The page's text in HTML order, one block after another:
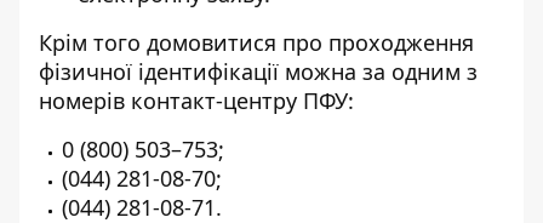
Крім того домовитися про проходження
фізичної ідентифікації можна за одним з
номерів контакт-центру ПФУ:
0 (800) 503–753;
(044) 281-08-70;
(044) 281-08-71.